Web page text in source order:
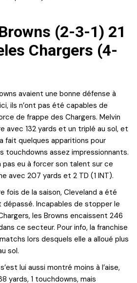
(2-3-1) 21
Chargers (4-
avaient une bonne défense à
ils n’ont pas été capables de
de frappe des Chargers. Melvin
avec 132 yards et un triplé au sol, et
fait quelques apparitions pour
touchdowns assez impressionnants.
pas eu à forcer son talent sur ce
avec 207 yards et 2 TD (1 INT).
fois de la saison, Cleveland a été
Incapables de stopper le
les Browns encaissent 246
ce secteur. Pour info, la franchise
lors desquels elle a alloué plus
sol.
lui aussi montré moins à l’aise,
yards, 1 touchdowns, mais